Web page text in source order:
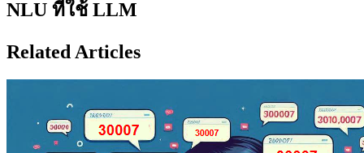
NLU ที่ใช้ LLM
Related Articles